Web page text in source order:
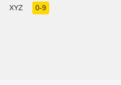
XYZ
0-9